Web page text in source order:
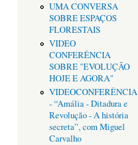
UMA CONVERSA
SOBRE ESPAÇOS
FLORESTAIS
VIDEO
CONFERÊNCIA
SOBRE "EVOLUÇÃO
HOJE E AGORA"
VIDEOCONFERÊNCIA
- “Amália - Ditadura e
Revolução - A história
secreta”, com Miguel
Carvalho